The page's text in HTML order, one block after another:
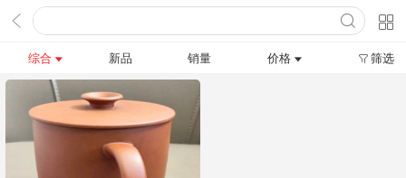
综合 新品 销量 价格 筛选